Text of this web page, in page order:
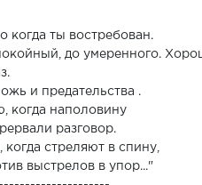
когда ты востребован.
до умеренного.
и предательства .
когда наполовину
разговор.
стреляют в спину,
выстрелов в упор..."